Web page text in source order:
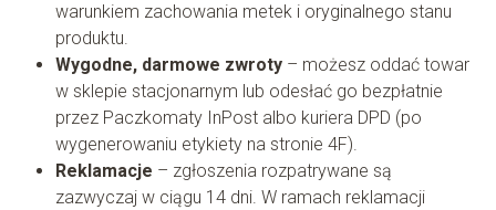
warunkiem zachowania metek i oryginalnego stanu
produktu.
Wygodne, darmowe zwroty– możesz oddać towar
w sklepie stacjonarnym lub odesłać go bezpłatnie
przez Paczkomaty InPost albo kuriera DPD (po
wygenerowaniu etykiety na stronie 4F).
Reklamacje – zgłoszenia rozpatrywane są
zazwyczaj w ciągu 14 dni. W ramach reklamacji